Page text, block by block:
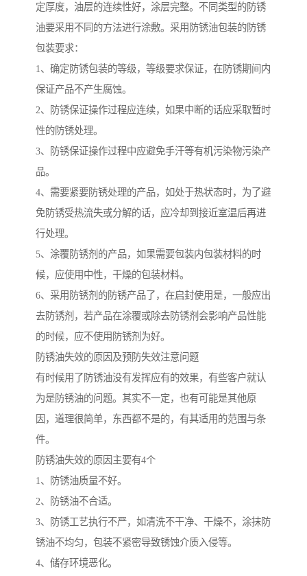
定厚度，油层的连续性好，涂层完整。不同类型的防锈
油要采用不同的方法进行涂敷。采用防锈油包装的防锈
包装要求：
1、确定防锈包装的等级，等级要求保证，在防锈期间内
保证产品不产生腐蚀。
2、防锈保证操作过程应连续，如果中断的话应采取暂时
性的防锈处理。
3、防锈保证操作过程中应避免手汗等有机污染物污染产
品。
4、需要紧要防锈处理的产品，如处于热状态时，为了避
免防锈受热流失或分解的话，应冷却到接近室温后再进
行处理。
5、涂覆防锈剂的产品，如果需要包装内包装材料的时
候，应使用中性，干燥的包装材料。
6、采用防锈剂的防锈产品了，在启封使用是，一般应出
去防锈剂，若产品在涂覆或除去防锈剂会影响产品性能
的时候，应不使用防锈剂为好。
防锈油失效的原因及预防失效注意问题
有时候用了防锈油没有发挥应有的效果，有些客户就认
为是防锈油的问题。其实不一定，也有可能是其他原
因，道理很简单，东西都不是的，有其适用的范围与条
件。
防锈油失效的原因主要有4个
1、防锈油质量不好。
2、防锈油不合适。
3、防锈工艺执行不严，如清洗不干净、干燥不，涂抹防
锈油不均匀，包装不紧密导致锈蚀介质入侵等。
4、储存环境恶化。